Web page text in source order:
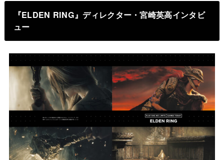
『ELDEN RING』ディレクター・宮崎英高インタビ
ュー